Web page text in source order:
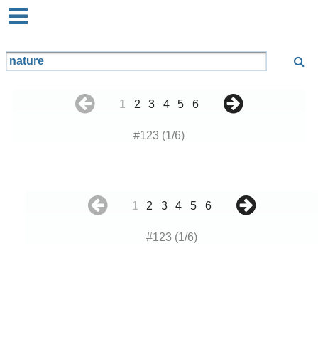
#123 (1/6)
1 2 3 4 5 6
#123 (1/6)
1 2 3 4 5 6